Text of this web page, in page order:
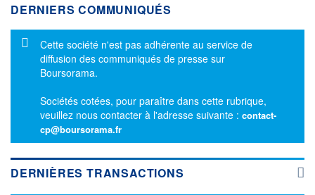
DERNIERS COMMUNIQUÉS
Message d'information
Cette société n'est pas adhérente au service de
diffusion des communiqués de presse sur
Boursorama.
Sociétés cotées, pour paraître dans cette rubrique,
veuillez nous contacter à l'adresse suivante : contact-
cp@boursorama.fr
DERNIÈRES TRANSACTIONS